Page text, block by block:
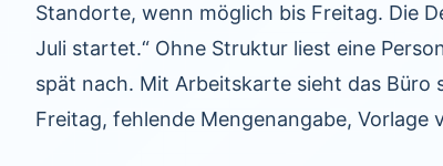
Standorte, wenn möglich bis Freitag. Die
Juli startet.“ Ohne Struktur liest eine
spät nach. Mit Arbeitskarte sieht das
Freitag, fehlende Mengenangabe,